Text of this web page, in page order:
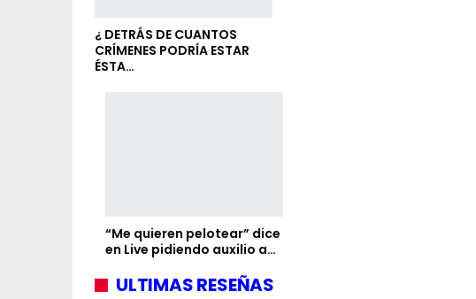
¿ DETRÁS DE CUANTOS
CRÍMENES PODRÍA ESTAR
ÉSTA…
“Me quieren pelotear” dice
en Live pidiendo auxilio a…
ULTIMAS RESEÑAS